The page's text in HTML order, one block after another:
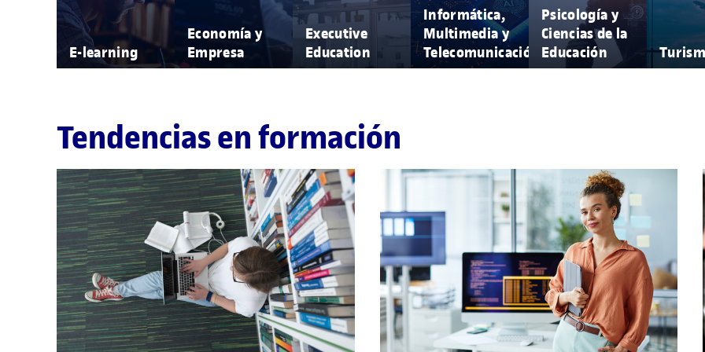
E-learning
Economía y
Empresa
Executive
Education
Informática,
Multimedia y
Telecomunicación
Psicología y
Ciencias de la
Educación
Tendencias en formación